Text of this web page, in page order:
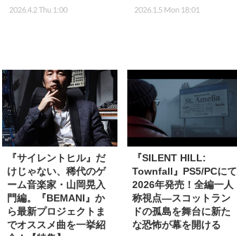
2026.4.2 Thu 1:00 2026.1.5 Mon 18:01
『サイレントヒル』だ
けじゃない、稀代のゲ
ーム音楽家・山岡晃入
門編。『BEMANI』か
ら最新プロジェクトま
でオススメ曲を一挙紹
『SILENT HILL:
Townfall』PS5/PCにて
2026年発売！全編一人
称視点―スコットラン
ドの孤島を舞台に新た
な恐怖が幕を開ける